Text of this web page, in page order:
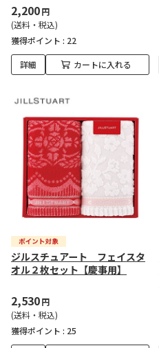
2,200円
(送料・税込)
獲得ポイント : 22
詳細 カートに入れる
ジルスチュアート フェイスタ
オル２枚セット【慶事用】
2,530円
(送料・税込)
獲得ポイント : 25